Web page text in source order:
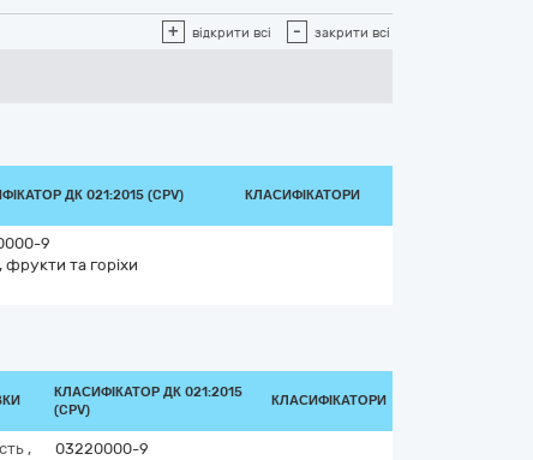
+ відкрити всі - закрити всі
ДК 021:2015 (CPV) КЛАСИФІКАТОРИ
9
фрукти та горіхи
КЛАСИФІКАТОР ДК 021:2015
(CPV)
КЛАСИФІКАТОРИ
,
03220000-9